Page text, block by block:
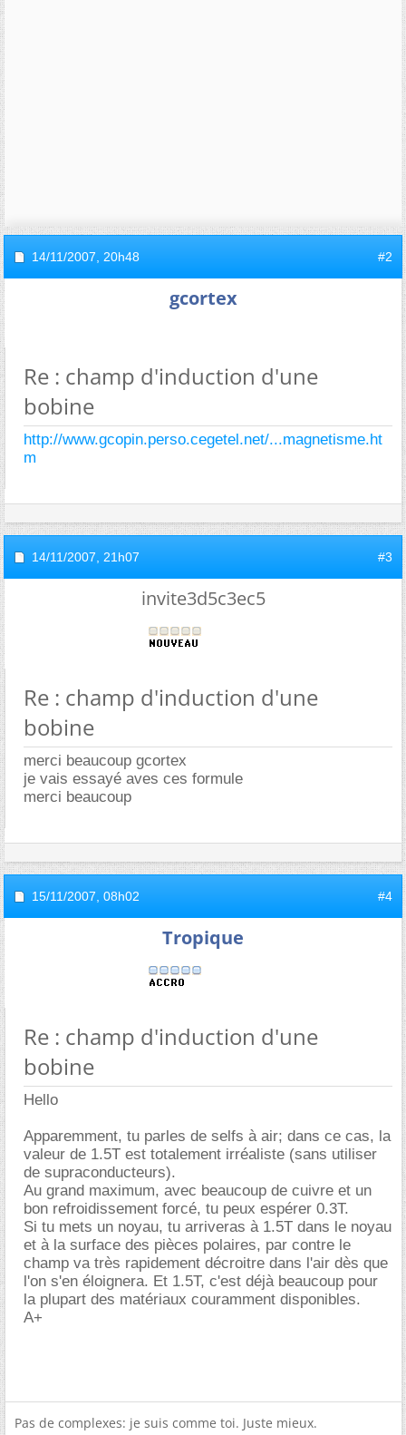
14/11/2007, 20h48 #2
gcortex
Re : champ d'induction d'une
bobine
http://www.gcopin.perso.cegetel.net/...magnetisme.ht
m
14/11/2007, 21h07 #3
invite3d5c3ec5
Re : champ d'induction d'une
bobine
merci beaucoup gcortex
je vais essayé aves ces formule
merci beaucoup
15/11/2007, 08h02 #4
Tropique
Re : champ d'induction d'une
bobine
Hello
Apparemment, tu parles de selfs à air; dans ce cas, la
valeur de 1.5T est totalement irréaliste (sans utiliser
de supraconducteurs).
Au grand maximum, avec beaucoup de cuivre et un
bon refroidissement forcé, tu peux espérer 0.3T.
Si tu mets un noyau, tu arriveras à 1.5T dans le noyau
et à la surface des pièces polaires, par contre le
champ va très rapidement décroitre dans l'air dès que
l'on s'en éloignera. Et 1.5T, c'est déjà beaucoup pour
la plupart des matériaux couramment disponibles.
A+
Pas de complexes: je suis comme toi. Juste mieux.